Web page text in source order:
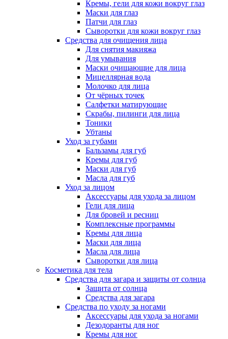
Кремы, гели для кожи вокруг глаз
Маски для глаз
Патчи для глаз
Сыворотки для кожи вокруг глаз
Средства для очищения лица
Для снятия макияжа
Для умывания
Маски очищающие для лица
Мицеллярная вода
Молочко для лица
От чёрных точек
Салфетки матирующие
Скрабы, пилинги для лица
Тоники
Убтаны
Уход за губами
Бальзамы для губ
Кремы для губ
Маски для губ
Масла для губ
Уход за лицом
Аксессуары для ухода за лицом
Гели для лица
Для бровей и ресниц
Комплексные программы
Кремы для лица
Маски для лица
Масла для лица
Сыворотки для лица
Косметика для тела
Средства для загара и защиты от солнца
Защита от солнца
Средства для загара
Средства по уходу за ногами
Аксессуары для ухода за ногами
Дезодоранты для ног
Кремы для ног